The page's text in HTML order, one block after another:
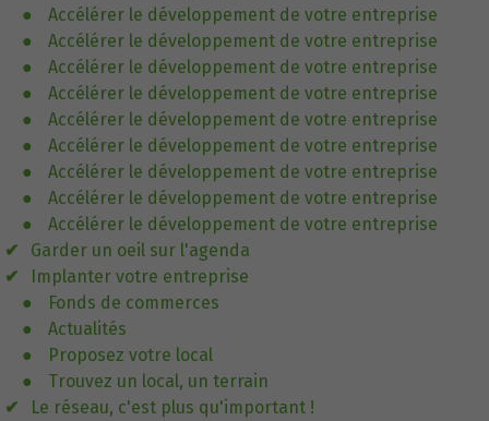
Accélérer le développement de votre entreprise
Accélérer le développement de votre entreprise
Accélérer le développement de votre entreprise
Accélérer le développement de votre entreprise
Accélérer le développement de votre entreprise
Accélérer le développement de votre entreprise
Accélérer le développement de votre entreprise
Accélérer le développement de votre entreprise
Accélérer le développement de votre entreprise
Garder un oeil sur l'agenda
Implanter votre entreprise
Fonds de commerces
Actualités
Proposez votre local
Trouvez un local, un terrain
Le réseau, c'est plus qu'important !